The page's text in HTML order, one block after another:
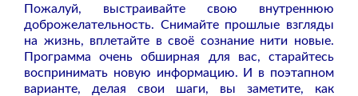
Пожалуй, выстраивайте свою внутреннюю
доброжелательность. Снимайте прошлые взгляды
на жизнь, вплетайте в своё сознание нити новые.
Программа очень обширная для вас, старайтесь
воспринимать новую информацию. И в поэтапном
варианте, делая свои шаги, вы заметите, как